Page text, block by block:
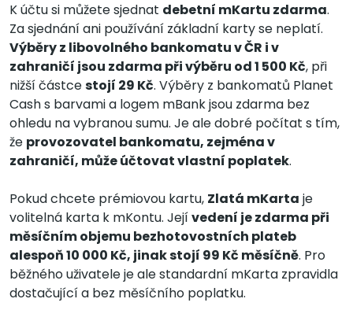
K účtu si můžete sjednat debetní mKartu zdarma.
Za sjednání ani používání základní karty se neplatí.
Výběry z libovolného bankomatu v ČR i v
zahraničí jsou zdarma při výběru od 1 500 Kč, při
nižší částcestojí 29 Kč. Výběry z bankomatů Planet
Cash s barvami a logem mBank jsou zdarma bez
ohledu na vybranou sumu. Je ale dobré počítat s tím,
že provozovatel bankomatu, zejména v
zahraničí, může účtovat vlastní poplatek.
Pokud chcete prémiovou kartu, Zlatá mKarta je
volitelná karta k mKontu. Jejívedení je zdarma při
měsíčním objemu bezhotovostních plateb
alespoň 10 000 Kč, jinak stojí 99 Kč měsíčně. Pro
běžného uživatele je ale standardní mKarta zpravidla
dostačující a bez měsíčního poplatku.